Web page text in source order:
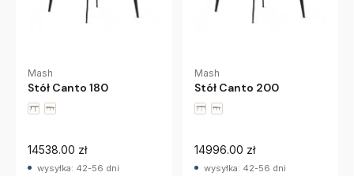
Mash
Stół Canto 180
14538.00 zł
wysyłka: 42-56 dni
Mash
Stół Canto 200
14996.00 zł
wysyłka: 42-56 dni